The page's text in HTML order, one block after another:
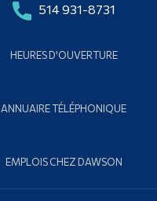
514 931-8731
HEURES D'OUVERTURE
ANNUAIRE TÉLÉPHONIQUE
EMPLOIS CHEZ DAWSON